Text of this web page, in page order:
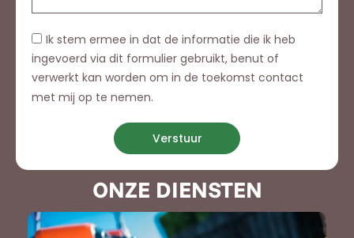
Ik stem ermee in dat de informatie die ik heb
ingevoerd via dit formulier gebruikt, benut of
verwerkt kan worden om in de toekomst contact
met mij op te nemen.
Verstuur
ONZE DIENSTEN